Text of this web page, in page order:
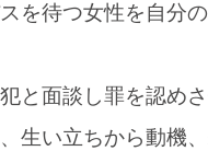
を待つ女性を自分
と面談し罪を認め
生い立ちから動機